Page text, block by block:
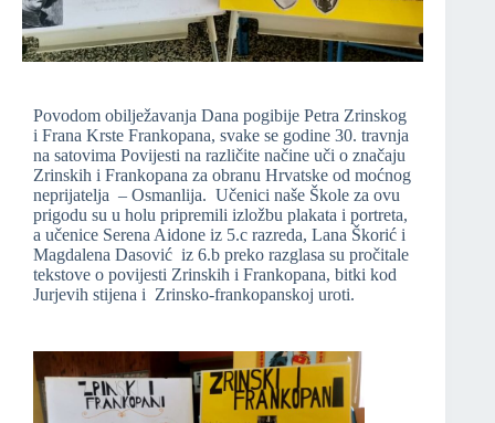
Povodom obilježavanja Dana pogibije Petra Zrinskog
i Frana Krste Frankopana, svake se godine 30. travnja
na satovima Povijesti na različite načine uči o značaju
Zrinskih i Frankopana za obranu Hrvatske od moćnog
neprijatelja – Osmanlija. Učenici naše Škole za ovu
prigodu su u holu pripremili izložbu plakata i portreta,
a učenice Serena Aidone iz 5.c razreda, Lana Škorić i
Magdalena Dasović iz 6.b preko razglasa su pročitale
tekstove o povijesti Zrinskih i Frankopana, bitki kod
Jurjevih stijena i Zrinsko-frankopanskoj uroti.